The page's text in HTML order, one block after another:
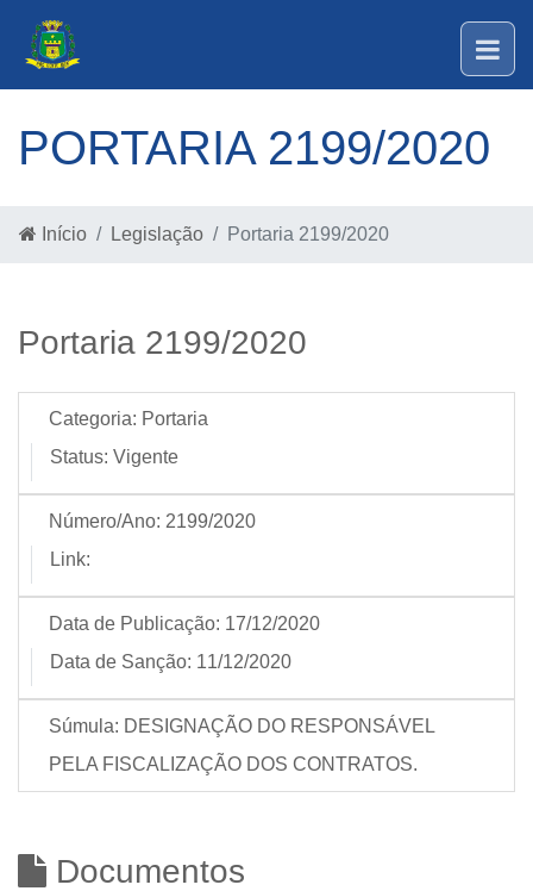
PORTARIA 2199/2020
Início Legislação Portaria 2199/2020
Portaria 2199/2020
Categoria: Portaria
Status: Vigente
Número/Ano: 2199/2020
Link:
Data de Publicação: 17/12/2020
Data de Sanção: 11/12/2020
Súmula: DESIGNAÇÃO DO RESPONSÁVEL
PELA FISCALIZAÇÃO DOS CONTRATOS.
Documentos